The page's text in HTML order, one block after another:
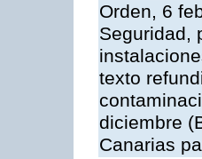
Orden, 6
Seguridad,
texto
diciembre
Canarias